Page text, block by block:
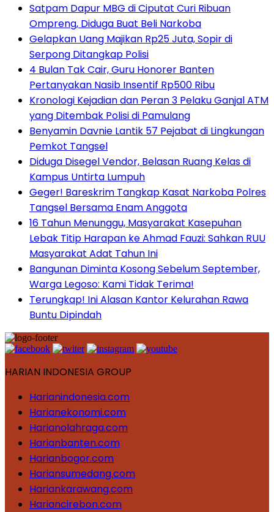
Satpam Dapur MBG di Ciputat Curi Ribuan
Ompreng, Diduga Buat Beli Narkoba
Gelapkan Uang Majikan Rp25 Juta, Sopir di
Serpong Ditangkap Polisi
4 Bulan Tak Cair, Guru Honorer Banten
Pertanyakan Nasib Insentif Rp500 Ribu
Kronologi Kejadian dan Peran 3 Pelaku Ganjal ATM
yang Ditembak Polisi di Pamulang
Benyamin Davnie Lantik 57 Pejabat di Lingkungan
Pemkot Tangsel
Diduga Disegel Vendor, Belasan Ruang Kelas di
Kampus Untirta Lumpuh
Geger! Bareskrim Tangkap Kasat Narkoba Polres
Tangsel Bersama Enam Anggota
16 Tahun Menunggu, Masyarakat Kasepuhan
Lebak Titip Harapan ke Ahmad Fauzi: Sahkan RUU
Masyarakat Adat Tahun Ini
Bangunan Diminta Kosong Sebelum September,
Warga Legoso: Kami Tidak Terima!
Terungkap! Ini Alasan Kantor Kelurahan Rawa
Buntu Dipindah
HARIAN INDONESIA GROUP
Harianindonesia.com
Harianekonomi.com
Harianolahraga.com
Harianbanten.com
Harianbogor.com
Hariansumedang.com
Hariankarawang.com
Hariancirebon.com